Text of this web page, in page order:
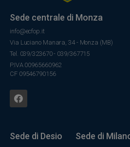
Sede centrale di Monza
info@ecfop.it
Via Luciano Manara, 34 - Monza (MB)
Tel. 039/323670 - 039/367715
P.IVA 00965660962
CF 09546790156
Sede di Desio Sede di